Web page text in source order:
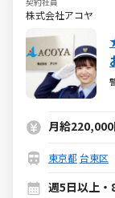
株式会社アコヤ
月給
東京都 台東区
週5日以上・